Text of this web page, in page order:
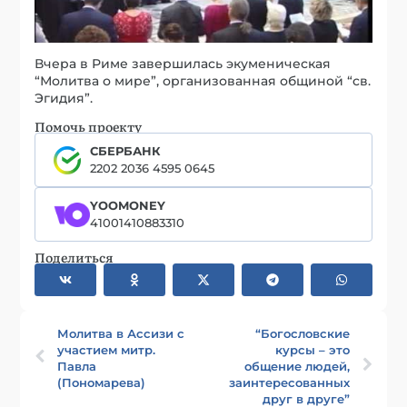
Вчера в Риме завершилась экуменическая
“Молитва о мире”, организованная общиной “св.
Эгидия”.
Помочь проекту
СБЕРБАНК
2202 2036 4595 0645
YOOMONEY
41001410883310
Поделиться
Молитва в Ассизи с
участием митр.
Павла
(Пономарева)
“Богословские
курсы – это
общение людей,
заинтересованных
друг в друге”